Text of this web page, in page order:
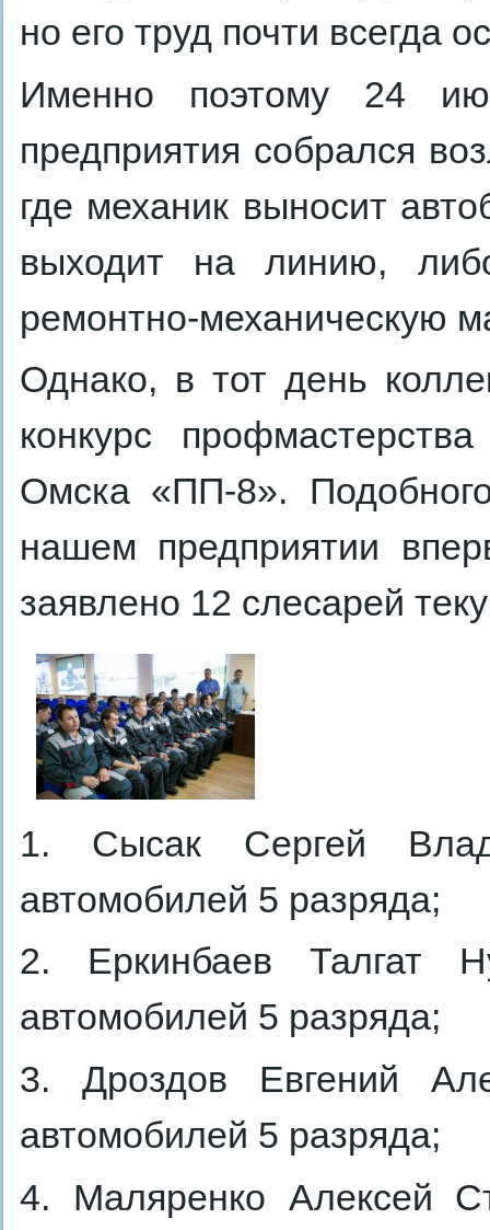
но его труд почти всегда
Именно поэтому 24
предприятия собрался
где механик выносит
выходит на линию,
ремонтно-механическую
Однако, в тот день
конкурс
Омска «ПП-8».
нашем предприятии
заявлено 12 слесарей
1. Сысак Сергей
автомобилей 5 разряда;
2. Еркинбаев Талгат
автомобилей 5 разряда;
3. Дроздов Евгений
автомобилей 5 разряда;
4. Маляренко Алексей